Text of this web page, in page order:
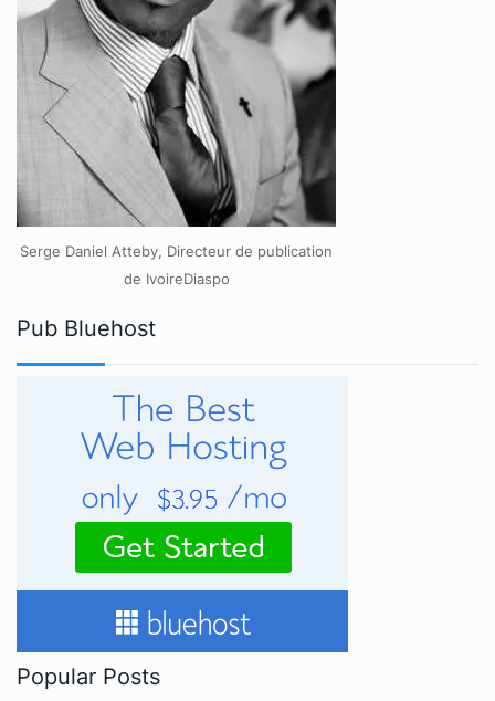
Serge Daniel Atteby, Directeur de publication
de IvoireDiaspo
Pub Bluehost
Popular Posts